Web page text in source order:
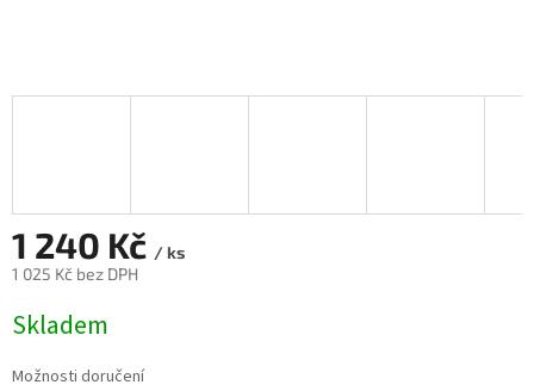
1 240 Kč / ks
1 025 Kč bez DPH
cena:
Skladem
Možnosti doručení